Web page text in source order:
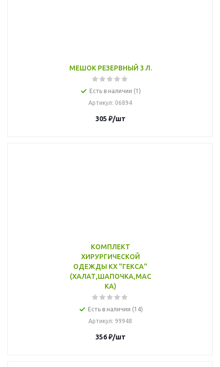
МЕШОК РЕЗЕРВНЫЙ 3 Л.
Есть в наличии (1)
Артикул: 06894
305 ₽/шт
КОМПЛЕКТ
ХИРУРГИЧЕСКОЙ
ОДЕЖДЫ КХ "ГЕКСА"
(ХАЛАТ,ШАПОЧКА,МАС
КА)
Есть в наличии (14)
Артикул: 99948
356₽/шт